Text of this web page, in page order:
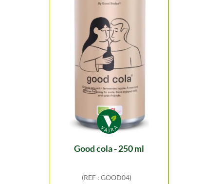
good cola - 250 ml
(REF : GOOD04)